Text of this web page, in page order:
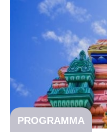
PROGRAMMA